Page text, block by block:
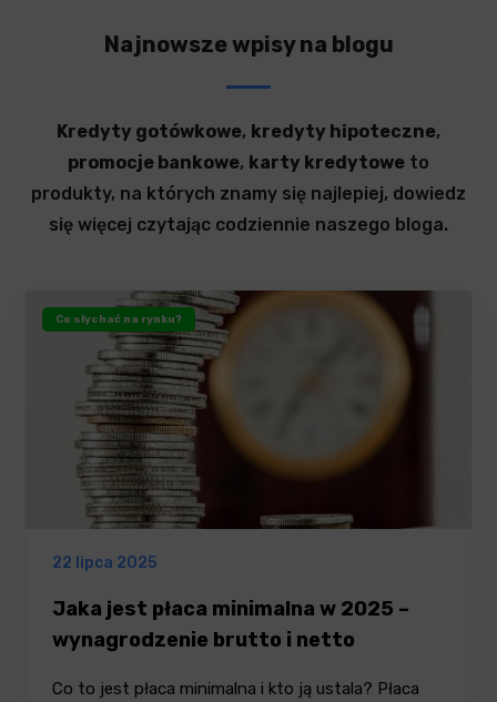
Najnowsze wpisy na blogu
Kredyty gotówkowe, kredyty hipoteczne,
promocje bankowe, karty kredytowe to
produkty, na których znamy się najlepiej, dowiedz
się więcej czytając codziennie naszego bloga.
Co słychać na rynku?
22 lipca 2025
Jaka jest płaca minimalna w 2025 –
wynagrodzenie brutto i netto
Co to jest płaca minimalna i kto ją ustala? Płaca